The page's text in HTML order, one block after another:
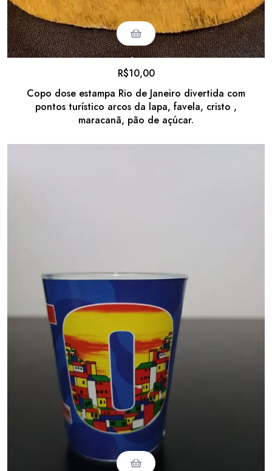
Copo dose estampa Rio de Janeiro divertida com
pontos turístico arcos da lapa, favela, cristo ,
maracanã, pão de açúcar.
R$10,00